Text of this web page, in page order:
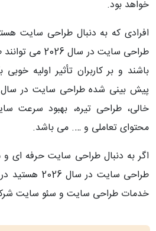
خواهد بود.
افرادی که به دنبال طراحی سایت
طراحی سایت در
باشند و بر کاربران تأثیر اولیه
خالی، طراحی تیره، بهبود سرعت
محتوای تعاملی و …. می باشد.
اگر به دنبال طراحی سایت حرفه ای
طراحی سایت در
خدمات طراحی سایت و سئو سایت